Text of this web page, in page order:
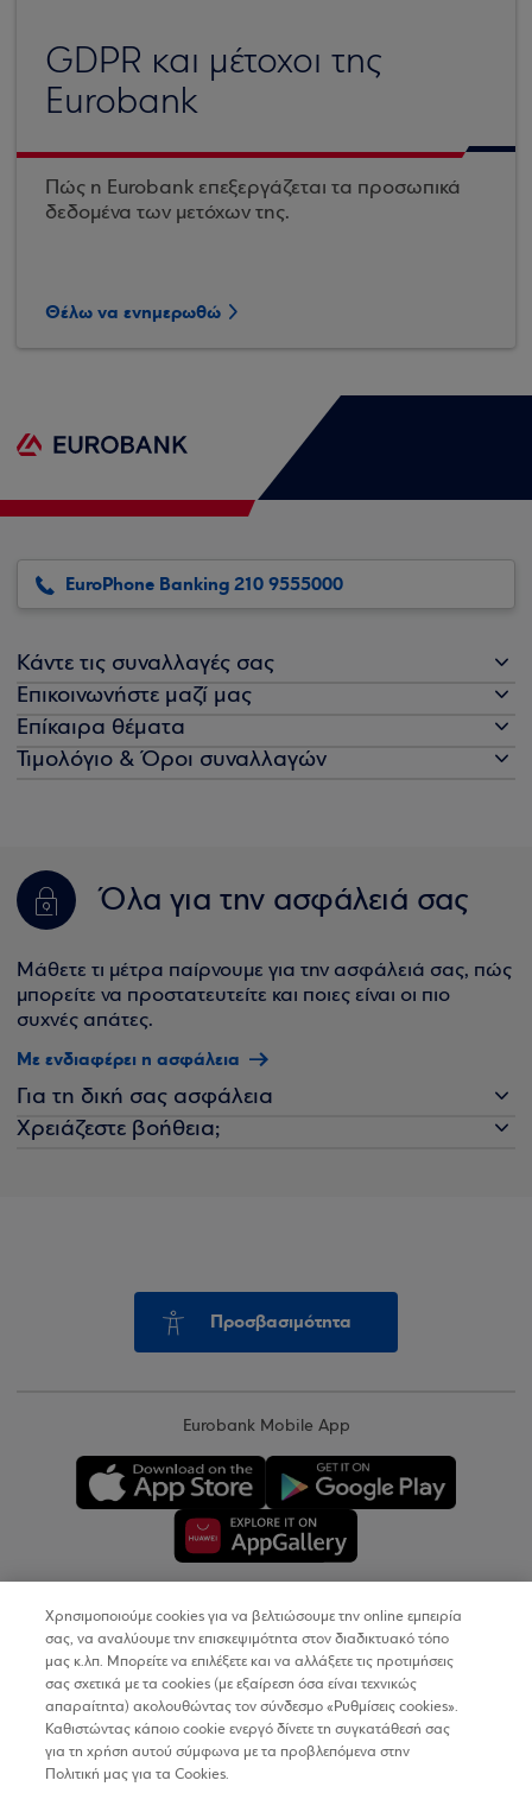
GDPR και μέτοχοι της
Eurobank
Πώς η Eurobank επεξεργάζεται τα προσωπικά
δεδομένα των μετόχων της.
Θέλω να ενημερωθώ
EuroPhone Banking 210 9555000
Κάντε τις συναλλαγές σας
Επικοινωνήστε μαζί μας
Επίκαιρα θέματα
Τιμολόγιο & Όροι συναλλαγών
Όλα για την ασφάλειά σας
Μάθετε τι μέτρα παίρνουμε για την ασφάλειά σας, πώς
μπορείτε να προστατευτείτε και ποιες είναι οι πιο
συχνές απάτες.
Με ενδιαφέρει η ασφάλεια
Για τη δική σας ασφάλεια
Χρειάζεστε βοήθεια;
Προσβασιμότητα
Eurobank Mobile App
Copyright © 2026
Όροι Χρήσης
Προσωπικά Δεδομένα στον Διαδικτυακό Τόπο
Χρησιμοποιούμε cookies για να βελτιώσουμε την online εμπειρία
σας, να αναλύουμε την επισκεψιμότητα στον διαδικτυακό τόπο
μας κ.λπ. Μπορείτε να επιλέξετε και να αλλάξετε τις προτιμήσεις
σας σχετικά με τα cookies (με εξαίρεση όσα είναι τεχνικώς
απαραίτητα) ακολουθώντας τον σύνδεσμο «Ρυθμίσεις cookies».
Καθιστώντας κάποιο cookie ενεργό δίνετε τη συγκατάθεσή σας
για τη χρήση αυτού σύμφωνα με τα προβλεπόμενα στην
Πολιτική μας για τα Cookies.